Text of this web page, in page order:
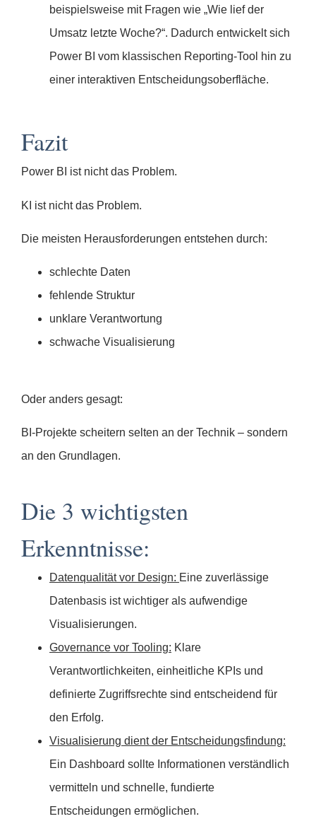
beispielsweise mit Fragen wie „Wie lief der
Umsatz letzte Woche?“. Dadurch entwickelt sich
Power BI vom klassischen Reporting-Tool hin zu
einer interaktiven Entscheidungsoberfläche.
Fazit
Power BI ist nicht das Problem.
KI ist nicht das Problem.
Die meisten Herausforderungen entstehen durch:
schlechte Daten
fehlende Struktur
unklare Verantwortung
schwache Visualisierung
Oder anders gesagt:
BI-Projekte scheitern selten an der Technik – sondern
an den Grundlagen.
Die 3 wichtigsten
Erkenntnisse:
Datenqualität vor Design: Eine zuverlässige
Datenbasis ist wichtiger als aufwendige
Visualisierungen.
Governance vor Tooling: Klare
Verantwortlichkeiten, einheitliche KPIs und
definierte Zugriffsrechte sind entscheidend für
den Erfolg.
Visualisierung dient der Entscheidungsfindung:
Ein Dashboard sollte Informationen verständlich
vermitteln und schnelle, fundierte
Entscheidungen ermöglichen.